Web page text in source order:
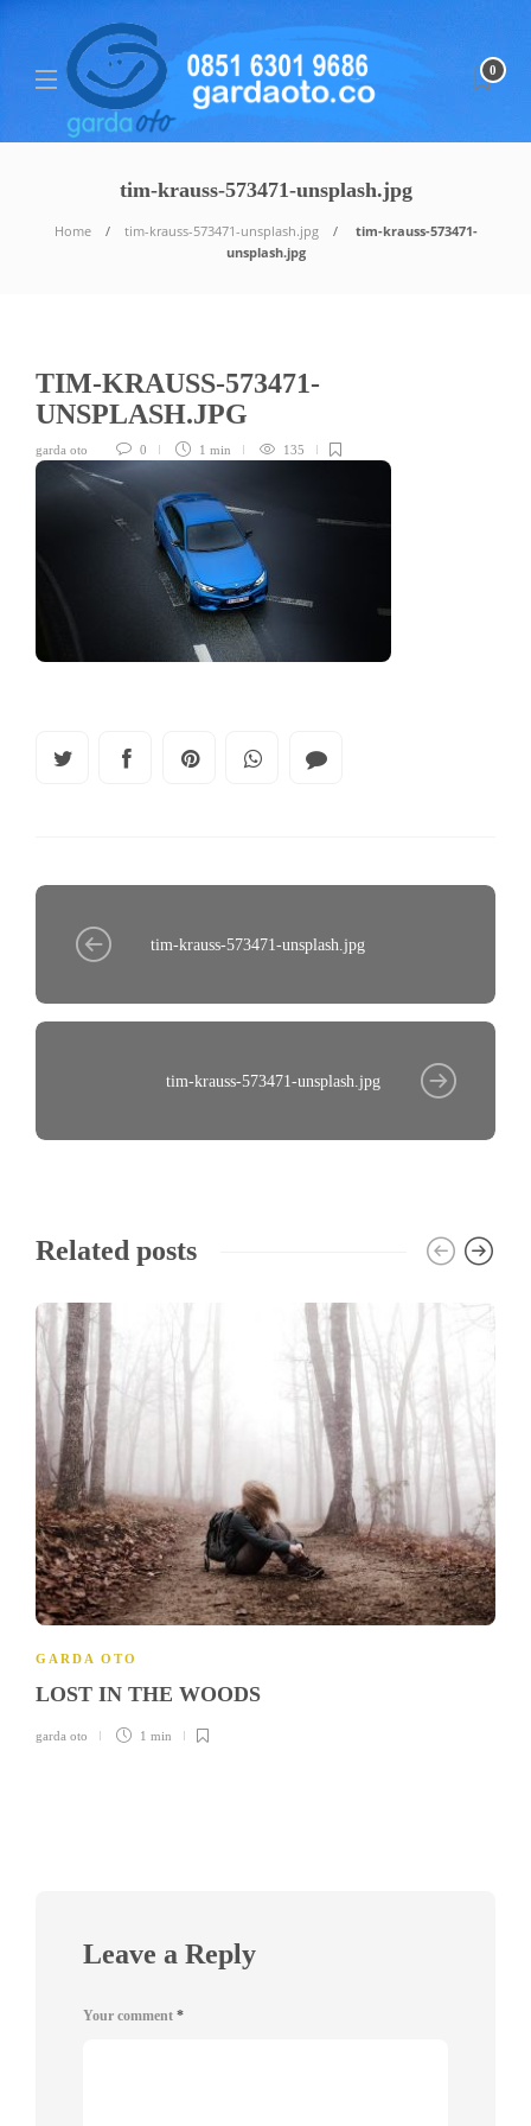
0
tim-krauss-573471-unsplash.jpg
Home tim-krauss-573471-unsplash.jpg
tim-krauss-573471-
unsplash.jpg
TIM-KRAUSS-573471-
UNSPLASH.JPG
garda oto 0 1 min 135
tim-krauss-573471-unsplash.jpg
tim-krauss-573471-unsplash.jpg
Related posts
GARDA OTO
LOST IN THE WOODS
garda oto 1 min
Leave a Reply
Your comment *